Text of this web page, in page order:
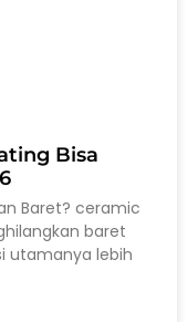
Bisa
Baret? ceramic
baret
utamanya lebih